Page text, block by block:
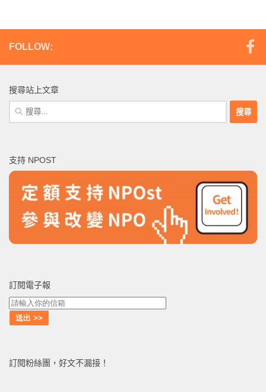
FOLLOW:
搜尋站上文章
搜
尋
字:
支持 NPOST
訂閱電子報
訂閱粉絲團，好文不漏接！